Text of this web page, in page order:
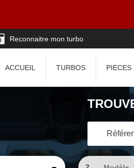
Reconnaitre mon turbo
ACCUEIL TURBOS PIECES